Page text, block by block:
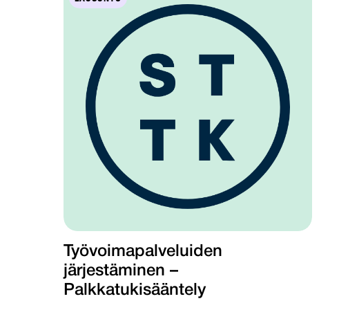
Työvoimapalveluiden
järjestäminen –
Palkkatukisääntely